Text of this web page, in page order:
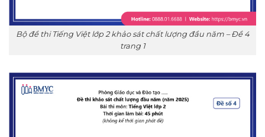
Bộ đề thi Tiếng Việt lớp 2 khảo sát chất lượng đầu năm – Đề 4
trang 1